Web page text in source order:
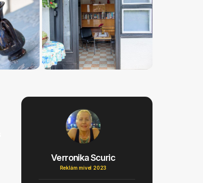
Verronika Scuric
Reklám mivel 2023